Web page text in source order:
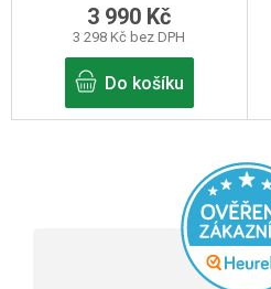
3 298 Kč bez DPH
3 990 Kč
Do košíku